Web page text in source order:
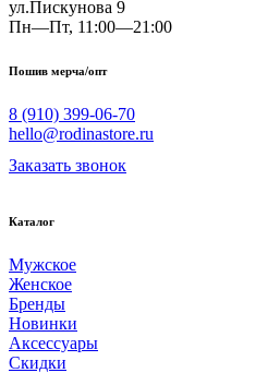
ул.Пискунова 9
Пн—Пт, 11:00—21:00
Пошив мерча/опт
8 (910) 399-06-70
hello@rodinastore.ru
Заказать звонок
Каталог
Мужское
Женское
Бренды
Новинки
Аксессуары
Скидки